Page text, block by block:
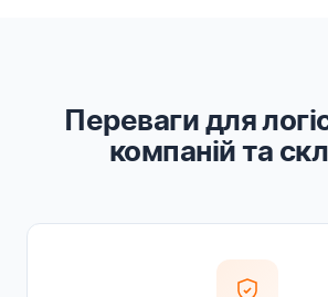
Переваги для
компаній та